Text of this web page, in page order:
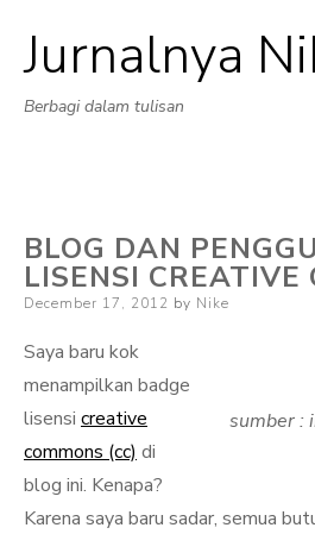
Skip
Jurnalnya
Berbagi dalam tulisan
BLOG DAN
LISENSI CREATIVE
Posted
December 17, 2012 by Nike
sumber :
Saya baru kok
menampilkan badge
lisensi creative
commons (cc) di
blog ini. Kenapa?
Karena saya baru sadar, semua